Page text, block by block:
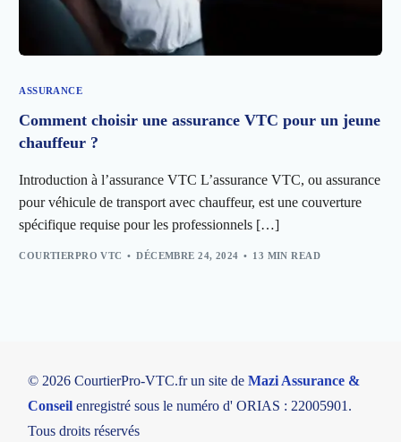
ASSURANCE
Comment choisir une assurance VTC pour un jeune
chauffeur ?
Introduction à l’assurance VTC L’assurance VTC, ou assurance
pour véhicule de transport avec chauffeur, est une couverture
spécifique requise pour les professionnels […]
COURTIERPRO VTC DÉCEMBRE 24, 2024 13 MIN READ
© 2026 CourtierPro-VTC.fr un site deMazi Assurance &
Conseil enregistré sous le numéro d' ORIAS : 22005901.
Tous droits réservés